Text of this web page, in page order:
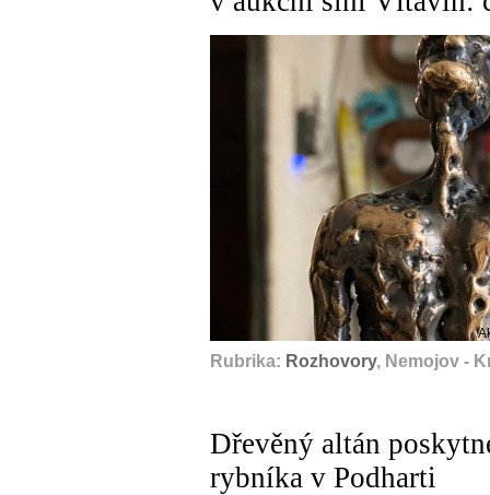
Rubrika: Rozhovory, Nemojov -
Dřevěný altán
rybníka v Podharti